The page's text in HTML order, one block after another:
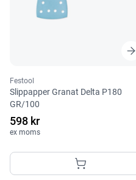
Festool
Slippapper Granat Delta P180
GR/100
598 kr
ex moms